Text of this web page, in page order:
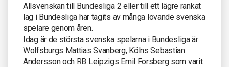
Allsvenskan till Bundesliga 2 eller till ett lägre rankat
lag i Bundesliga har tagits av många lovande svenska
spelare genom åren.
Idag är de största svenska spelarna i Bundesliga är
Wolfsburgs Mattias Svanberg, Kölns Sebastian
Andersson och RB Leipzigs Emil Forsberg som varit